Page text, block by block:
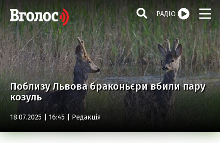
РАДІО
Поблизу Львова браконьєри вбили пару
козуль
18.07.2025 | 16:45 | Редакція